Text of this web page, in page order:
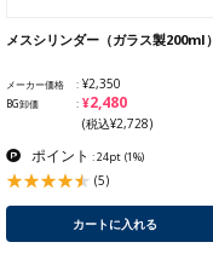
メスシリンダー（ガラス製200ml）
メーカー価格 ¥2,350
BG卸価 ¥2,480
(税込¥2,728)
ポイント : 24pt (1%)
(5)
カートに入れる